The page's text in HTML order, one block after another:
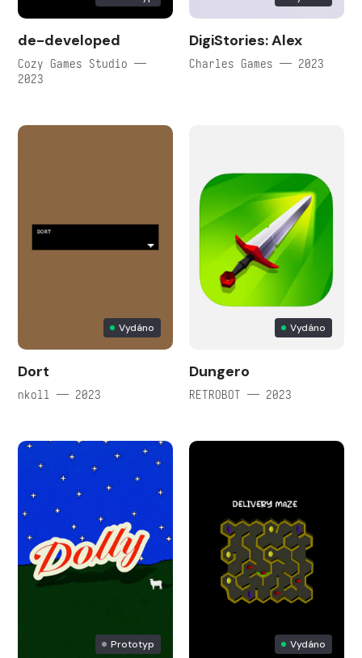
de-developed
Cozy Games Studio —
2023
DigiStories: Alex
Charles Games — 2023
Vydáno
Dort
nkoll — 2023
Vydáno
Dungero
RETROBOT — 2023
Prototyp Vydáno